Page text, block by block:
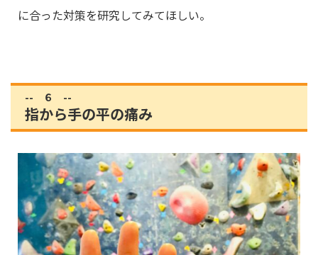
に合った対策を研究してみてほしい。
-- ６ --
指から手の平の痛み